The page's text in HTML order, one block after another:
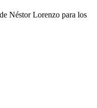
Néstor Lorenzo para los